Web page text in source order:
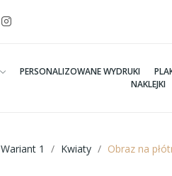
PERSONALIZOWANE WYDRUKI
NAKLEJKI
Wariant 1 Kwiaty Obraz na